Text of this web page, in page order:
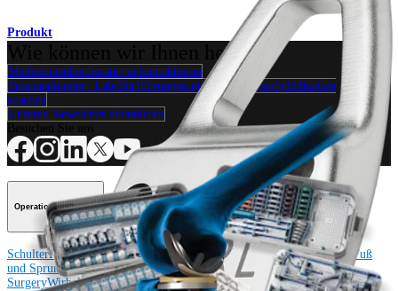
Produkt
Wie können wir Ihnen helfen?
Medizinproduktberater:in kontaktieren
Veranstaltungen, Lab-Vorführungen und Schulungsmöglichkeiten
ansehen
Unseren Newsletter abonnieren
Operationsverfahren
SchulterKnieEllenbogenSchulterendoprothetik Hand und Handgelenk
Fuß
und SprunggelenkTraumaHüfteOrthobiologie Cardiothoracic
SurgeryWirbelsäule